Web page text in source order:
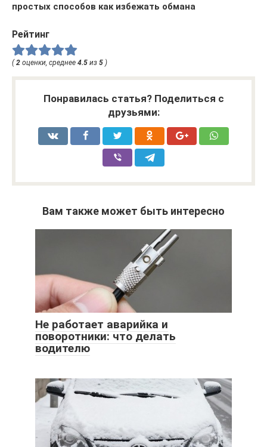
простых способов как избежать обмана
Рейтинг
(2 оценки, среднее 4.5 из 5 )
Понравилась статья? Поделиться с
друзьями:
Вам также может быть интересно
Не работает аварийка и
поворотники: что делать
водителю